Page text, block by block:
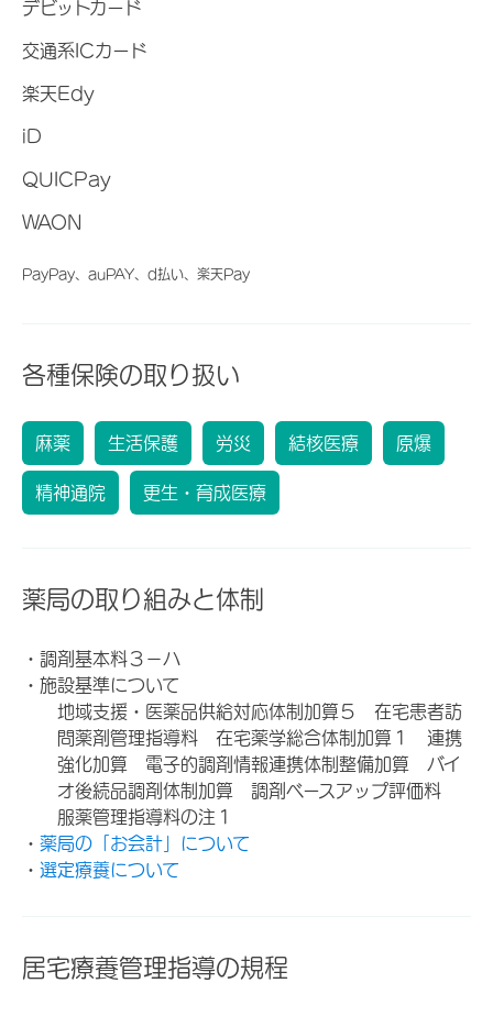
デビットカード
交通系ICカード
楽天Edy
iD
QUICPay
WAON
PayPay、auPAY、d払い、楽天Pay
各種保険の取り扱い
麻薬 生活保護 労災 結核医療 原爆
精神通院 更生・育成医療
薬局の取り組みと体制
・調剤基本料３－ハ
・施設基準について
地域支援・医薬品供給対応体制加算５ 在宅患者訪
問薬剤管理指導料 在宅薬学総合体制加算１ 連携
強化加算 電子的調剤情報連携体制整備加算 バイ
オ後続品調剤体制加算 調剤ベースアップ評価料
服薬管理指導料の注１
・ 薬局の「お会計」について
・ 選定療養について
居宅療養管理指導の規程